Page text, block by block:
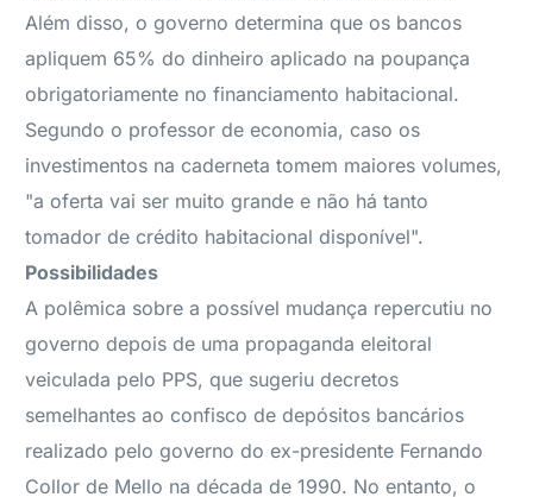
Além disso, o governo determina que os bancos
apliquem 65% do dinheiro aplicado na poupança
obrigatoriamente no financiamento habitacional.
Segundo o professor de economia, caso os
investimentos na caderneta tomem maiores volumes,
"a oferta vai ser muito grande e não há tanto
tomador de crédito habitacional disponível".
Possibilidades
A polêmica sobre a possível mudança repercutiu no
governo depois de uma propaganda eleitoral
veiculada pelo PPS, que sugeriu decretos
semelhantes ao confisco de depósitos bancários
realizado pelo governo do ex-presidente Fernando
Collor de Mello na década de 1990. No entanto, o